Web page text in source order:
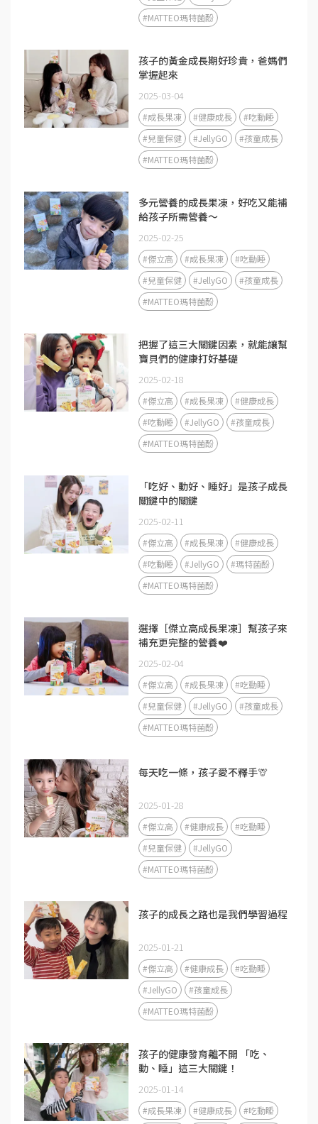
#MATTEO瑪特菌酚
孩子的黃金成長期好珍貴，爸媽們
掌握起來
2025-03-04
#成長果凍 #健康成長
#吃動睡
#兒童保健
#JellyGO
#孩童成長
#MATTEO瑪特菌酚
多元營養的成長果凍，好吃又能補
給孩子所需營養～
2025-02-25
#傑立高 #成長果凍
#吃動睡
#兒童保健
#JellyGO
#孩童成長
#MATTEO瑪特菌酚
把握了這三大關鍵因素，就能讓幫
寶貝們的健康打好基礎
2025-02-18
#傑立高 #成長果凍
#健康成長
#吃動睡
#JellyGO
#孩童成長
#MATTEO瑪特菌酚
「吃好、動好、睡好」是孩子成長
關鍵中的關鍵
2025-02-11
#傑立高 #成長果凍
#健康成長
#吃動睡
#JellyGO
#瑪特菌酚
#MATTEO瑪特菌酚
選擇［傑立高成長果凍］幫孩子來
補充更完整的營養❤️
2025-02-04
#傑立高 #成長果凍
#吃動睡
#兒童保健
#JellyGO
#孩童成長
#MATTEO瑪特菌酚
每天吃一條，孩子愛不釋手🦒
2025-01-28
#傑立高 #健康成長
#吃動睡
#兒童保健
#JellyGO
#MATTEO瑪特菌酚
孩子的成長之路也是我們學習過程
2025-01-21
#傑立高 #健康成長
#吃動睡
#JellyGO
#孩童成長
#MATTEO瑪特菌酚
孩子的健康發育離不開 「吃、
動、睡」這三大關鍵！
2025-01-14
#成長果凍 #健康成長
#吃動睡